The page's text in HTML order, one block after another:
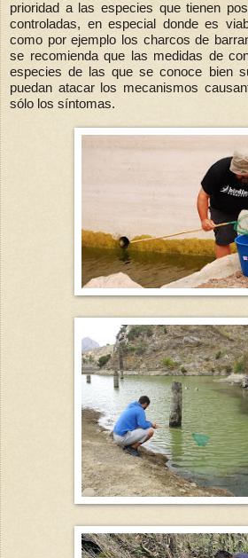
prioridad a las especies que tienen
controladas, en especial donde es
como por ejemplo los charcos de
se recomienda que las medidas de
especies de las que se conoce bien
puedan atacar los mecanismos
sólo los síntomas.